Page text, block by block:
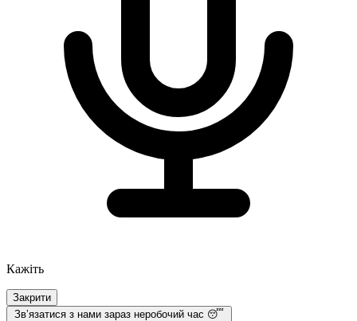
Кажіть
Закрити
Звʼязатися з нами зараз неробочий час 😴